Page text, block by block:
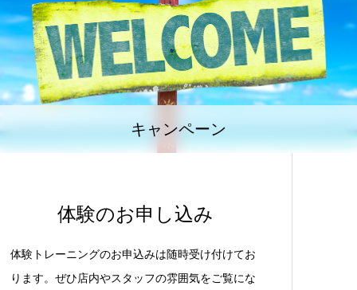
キャンペーン
体験のお申し込み
体験トレーニングのお申込みは随時受け付けてお
ります。ぜひ店内やスタッフの雰囲気をご覧にな